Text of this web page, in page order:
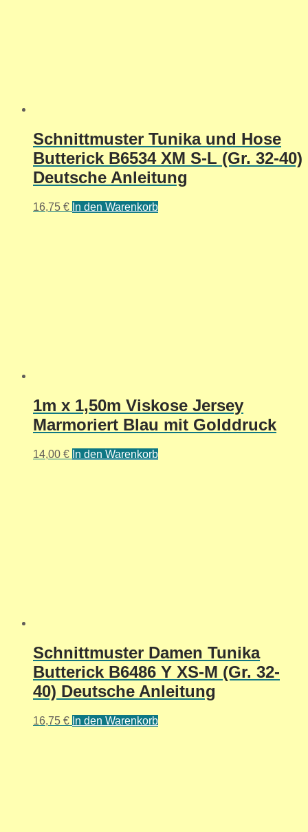
Schnittmuster Tunika und Hose
Butterick B6534 XM S-L (Gr. 32-40)
Deutsche Anleitung
16,75 € In den Warenkorb
1m x 1,50m Viskose Jersey
Marmoriert Blau mit Golddruck
14,00 € In den Warenkorb
Schnittmuster Damen Tunika
Butterick B6486 Y XS-M (Gr. 32-
40) Deutsche Anleitung
16,75 € In den Warenkorb